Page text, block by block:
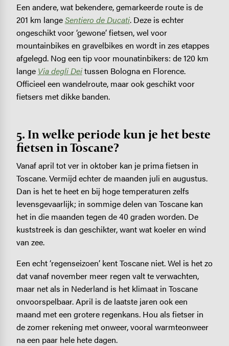
Een andere, wat bekendere, gemarkeerde route is de
201 km langeSentiero de Ducati. Deze is echter
ongeschikt voor ‘gewone’ fietsen, wel voor
mountainbikes en gravelbikes en wordt in zes etappes
afgelegd. Nog een tip voor mounatinbikers: de 120 km
lange Via degli Deitussen Bologna en Florence.
Officieel een wandelroute, maar ook geschikt voor
fietsers met dikke banden.
5. In welke periode kun je het beste
fietsen in Toscane?
Vanaf april tot ver in oktober kan je prima fietsen in
Toscane. Vermijd echter de maanden juli en augustus.
Dan is het te heet en bij hoge temperaturen zelfs
levensgevaarlijk; in sommige delen van Toscane kan
het in die maanden tegen de 40 graden worden. De
kuststreek is dan geschikter, want wat koeler en wind
van zee.
Een echt ‘regenseizoen’ kent Toscane niet. Wel is het zo
dat vanaf november meer regen valt te verwachten,
maar net als in Nederland is het klimaat in Toscane
onvoorspelbaar. April is de laatste jaren ook een
maand met een grotere regenkans. Hou als fietser in
de zomer rekening met onweer, vooral warmteonweer
na een paar hele hete dagen.